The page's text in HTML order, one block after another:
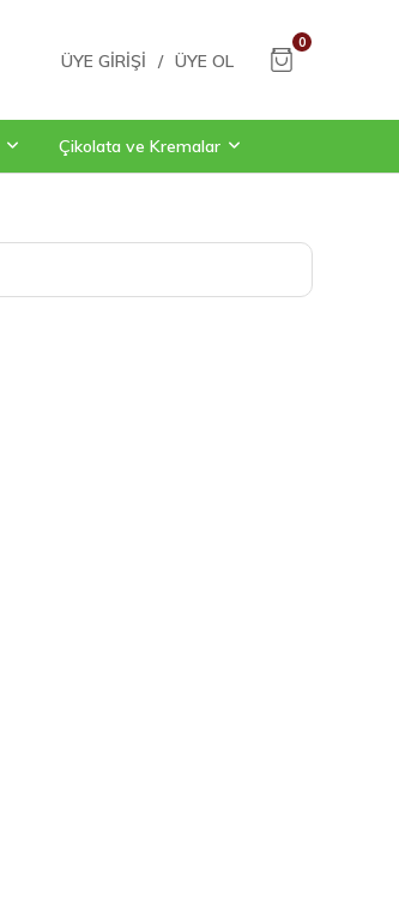
ÜYE GIRIŞI / ÜYE OL
0
Çikolata ve Kremalar